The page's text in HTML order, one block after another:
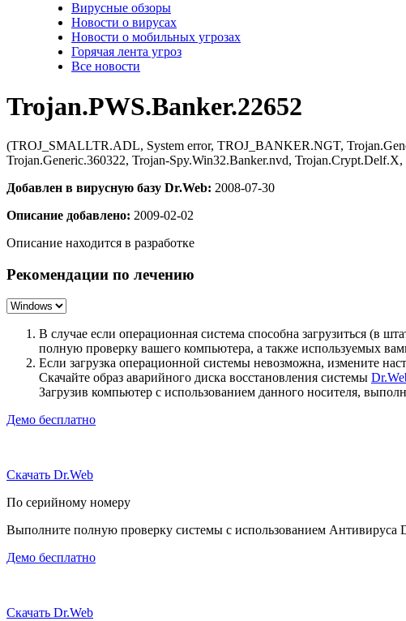
Вирусные обзоры
Новости о вирусах
Новости о мобильных угрозах
Горячая лента угроз
Все новости
Trojan.PWS.Banker.22652
(TROJ_SMALLTR.ADL, System error, TROJ_BANKER.NGT,
Trojan.Generic.360322, Trojan-Spy.Win32.Banker.nvd,
Добавлен в вирусную базу Dr.Web: 2008-07-30
Описание добавлено: 2009-02-02
Описание находится в разработке
Рекомендации по лечению
В случае если операционная система способна загрузиться (в
полную проверку вашего компьютера, а также используемых
Если загрузка операционной системы невозможна, измените
Скачайте образ аварийного диска восстановления системы
Загрузив компьютер с использованием данного носителя,
Демо бесплатно
Скачать Dr.Web
По серийному номеру
Выполните полную проверку системы с использованием Антивируса
Демо бесплатно
Скачать Dr.Web